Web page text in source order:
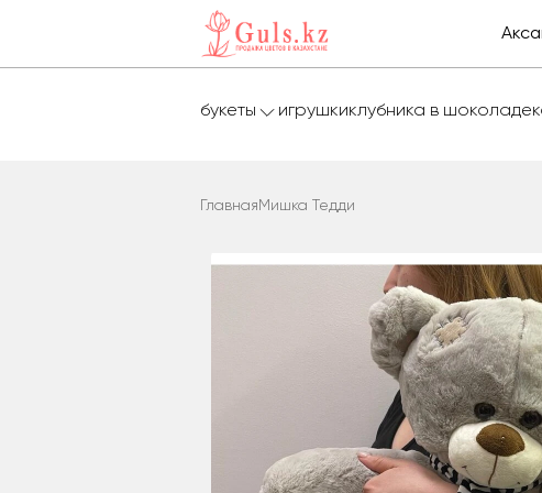
букеты игрушкиклубника в шоколаде
Главная Мишка Тедди